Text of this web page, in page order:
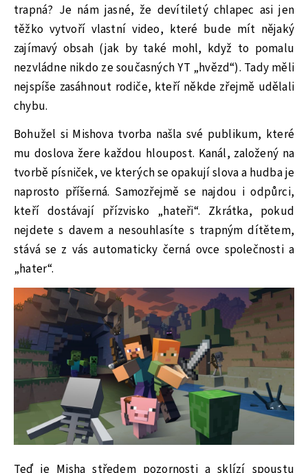
trapná? Je nám jasné, že devítiletý chlapec asi jen
těžko vytvoří vlastní video, které bude mít nějaký
zajímavý obsah (jak by také mohl, když to pomalu
nezvládne nikdo ze současných YT „hvězd“). Tady měli
nejspíše zasáhnout rodiče, kteří někde zřejmě udělali
chybu.
Bohužel si Mishova tvorba našla své publikum, které
mu doslova žere každou hloupost. Kanál, založený na
tvorbě písniček, ve kterých se opakují slova a hudba je
naprosto příšerná. Samozřejmě se najdou i odpůrci,
kteří dostávají přízvisko „hateři“. Zkrátka, pokud
nejdete s davem a nesouhlasíte s trapným dítětem,
stává se z vás automaticky černá ovce společnosti a
„hater“.
Teď je Misha středem pozornosti a sklízí spoustu